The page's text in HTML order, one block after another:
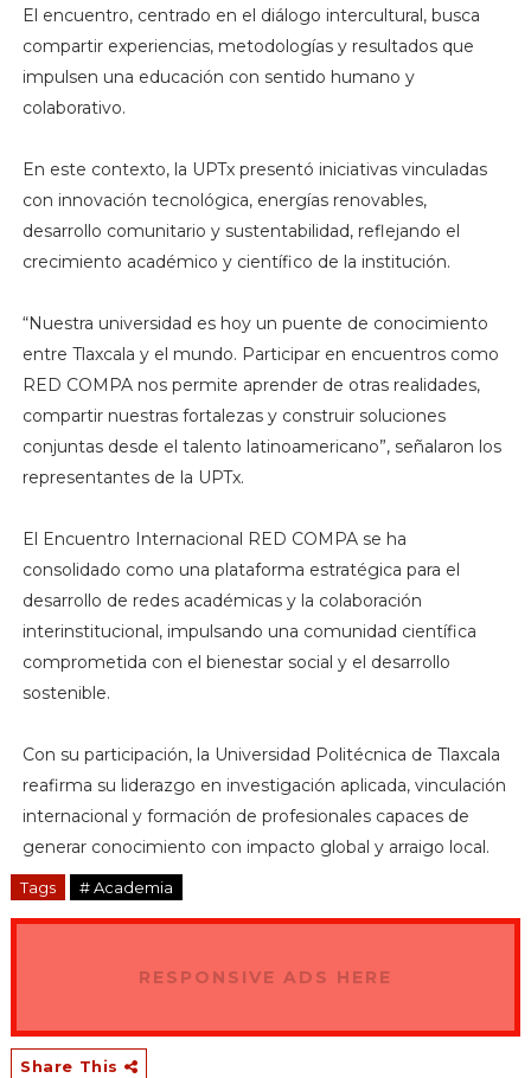
El encuentro, centrado en el diálogo intercultural, busca
compartir experiencias, metodologías y resultados que
impulsen una educación con sentido humano y
colaborativo.
En este contexto, la UPTx presentó iniciativas vinculadas
con innovación tecnológica, energías renovables,
desarrollo comunitario y sustentabilidad, reflejando el
crecimiento académico y científico de la institución.
“Nuestra universidad es hoy un puente de conocimiento
entre Tlaxcala y el mundo. Participar en encuentros como
RED COMPA nos permite aprender de otras realidades,
compartir nuestras fortalezas y construir soluciones
conjuntas desde el talento latinoamericano”, señalaron los
representantes de la UPTx.
El Encuentro Internacional RED COMPA se ha
consolidado como una plataforma estratégica para el
desarrollo de redes académicas y la colaboración
interinstitucional, impulsando una comunidad científica
comprometida con el bienestar social y el desarrollo
sostenible.
Con su participación, la Universidad Politécnica de Tlaxcala
reafirma su liderazgo en investigación aplicada, vinculación
internacional y formación de profesionales capaces de
generar conocimiento con impacto global y arraigo local.
Tags # Academia
RESPONSIVE ADS HERE
Share This